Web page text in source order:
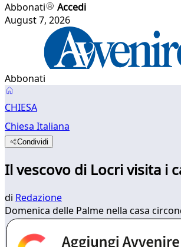
Abbonati
Accedi
August 7, 2026
Abbonati
CHIESA
Chiesa Italiana
Condividi
Il vescovo di Locri visita i
di Redazione
Domenica delle Palme nella casa